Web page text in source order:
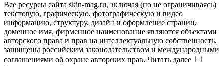
Все ресурсы сайта skin-mag.ru, включая (но не ограничиваясь)
текстовую, графическую, фотографическую и видео
информацию, структуру, дизайн и оформление страниц,
доменное имя, фирменное наименование являются объектами
авторского права и прав на интеллектуальную собственность,
защищены российским законодательством и международными
соглашениями об охране авторских прав. Читать далее